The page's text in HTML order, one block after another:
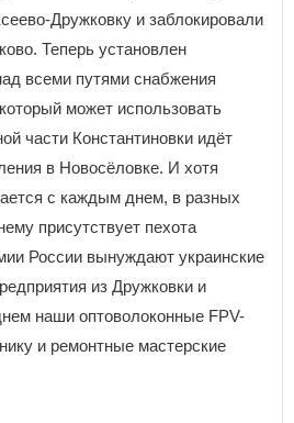
Дружковку и заблокировали
Теперь установлен
всеми путями снабжения
может использовать
части Константиновки идёт
в Новосёловке. И хотя
с каждым днем, в разных
присутствует пехота
России вынуждают украинские
из Дружковки и
наши оптоволоконные FPV-
и ремонтные мастерские